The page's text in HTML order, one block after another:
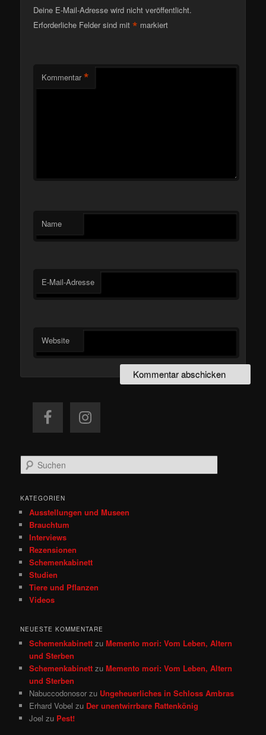
Deine E-Mail-Adresse wird nicht veröffentlicht.
Erforderliche Felder sind mit* markiert
Kommentar *
Name
E-Mail-Adresse
Website
u
h
KATEGORIEN
Ausstellungen und Museen
Brauchtum
Interviews
Rezensionen
Schemenkabinett
Studien
Tiere und Pflanzen
Videos
NEUESTE KOMMENTARE
Schemenkabinett zuMemento mori: Vom Leben, Altern
und Sterben
Schemenkabinett zuMemento mori: Vom Leben, Altern
und Sterben
Nabuccodonosor zu Ungeheuerliches in Schloss Ambras
Erhard Vobel zu Der unentwirrbare Rattenkönig
Joel zu Pest!